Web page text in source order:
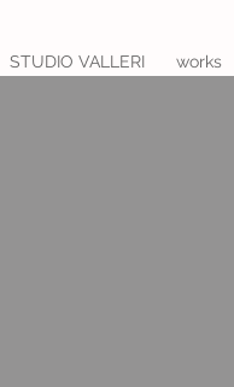
STUDIO VALLERI works